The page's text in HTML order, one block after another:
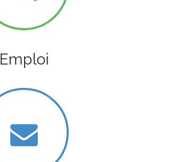
Emploi